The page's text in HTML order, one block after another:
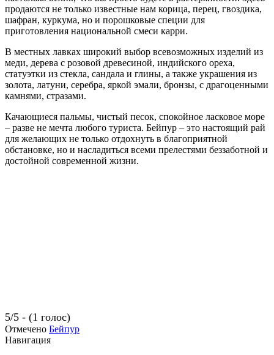
продаются не только известные нам корица, перец, гвоздика,
шафран, куркума, но и порошковые специи для
приготовления национальной смеси карри.
В местных лавках широкий выбор всевозможных изделий из
меди, дерева с розовой древесиной, индийского ореха,
статуэтки из стекла, сандала и глины, а также украшения из
золота, латуни, серебра, яркой эмали, бронзы, с драгоценными
камнями, стразами.
Качающиеся пальмы, чистый песок, спокойное ласковое море
– разве не мечта любого туриста. Бейпур – это настоящий рай
для желающих не только отдохнуть в благоприятной
обстановке, но и насладиться всеми прелестями беззаботной и
достойной современной жизни.
5/5 - (1 голос)
Отмечено Бейпур
Навигация